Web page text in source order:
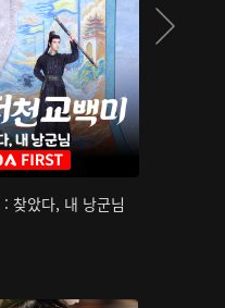
찾았다, 내 낭군님